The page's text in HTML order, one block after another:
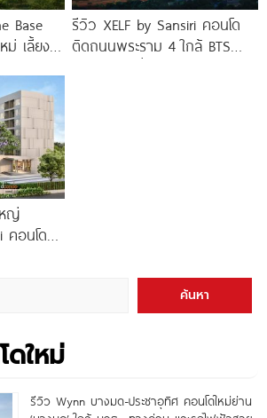
Base
ม่ เลี้ยง
รีวิว XELF by Sansiri คอนโด
ติดถนนพระราม 4 ใกล้ BTS
ญ่
คอนโด
ค้นหา
ดใหม่
รีวิว Wynn บางมด-ประชาอุทิศ คอนโดใหม่ย่าน